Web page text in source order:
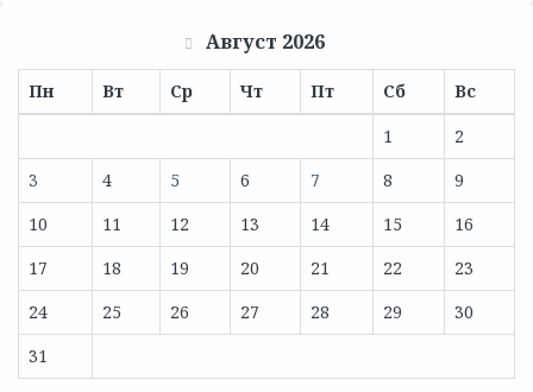
Август 2026
Пн Вт Ср Чт Пт Сб
Вс
1
2
3
4 5 6 7 8
9
10
11 12 13 14 15
16
17
18 19 20 21 22
23
24
25 26 27 28 29
30
31